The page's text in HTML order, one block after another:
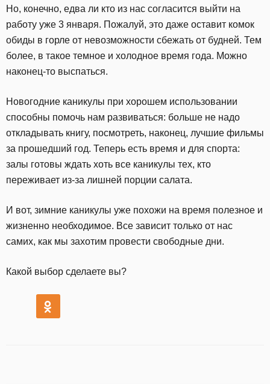
Но, конечно, едва ли кто из нас согласится выйти на
работу уже 3 января. Пожалуй, это даже оставит комок
обиды в горле от невозможности сбежать от будней. Тем
более, в такое темное и холодное время года. Можно
наконец-то выспаться.
Новогодние каникулы при хорошем использовании
способны помочь нам развиваться: больше не надо
откладывать книгу, посмотреть, наконец, лучшие фильмы
за прошедший год. Теперь есть время и для спорта:
залы готовы ждать хоть все каникулы тех, кто
переживает из-за лишней порции салата.
И вот, зимние каникулы уже похожи на время полезное и
жизненно необходимое. Все зависит только от нас
самих, как мы захотим провести свободные дни.
Какой выбор сделаете вы?